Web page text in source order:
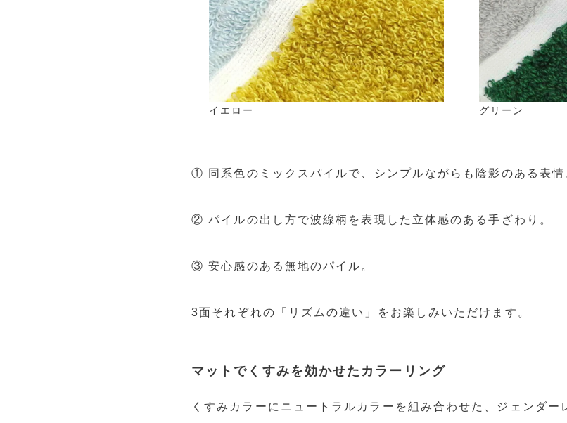
イエロー グリーン
① 同系色のミックスパイルで、シンプルながらも陰影のある表情
② パイルの出し方で波線柄を表現した立体感のある手ざわり。
③ 安心感のある無地のパイル。
3面それぞれの「リズムの違い」をお楽しみいただけます。
マットでくすみを効かせたカラーリング
くすみカラーにニュートラルカラーを組み合わせた、ジェンダー